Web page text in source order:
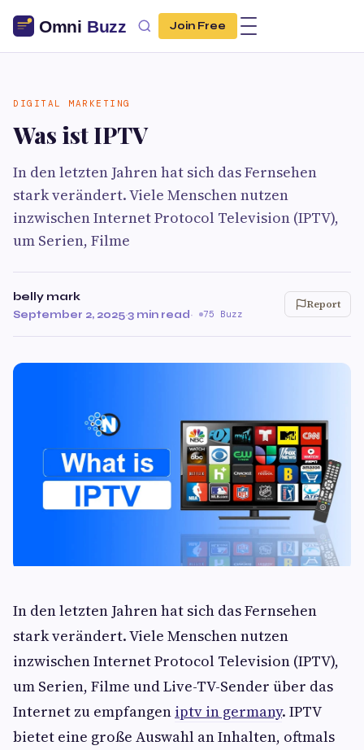
Join Free
DIGITAL MARKETING
Was ist IPTV
In den letzten Jahren hat sich das Fernsehen
stark verändert. Viele Menschen nutzen
inzwischen Internet Protocol Television (IPTV),
um Serien, Filme
belly mark
September 2, 2025·3 min read· 75 Buzz
Report
In den letzten Jahren hat sich das Fernsehen
stark verändert. Viele Menschen nutzen
inzwischen Internet Protocol Television (IPTV),
um Serien, Filme und Live-TV-Sender über das
Internet zu empfangen iptv in germany. IPTV
bietet eine große Auswahl an Inhalten, oftmals